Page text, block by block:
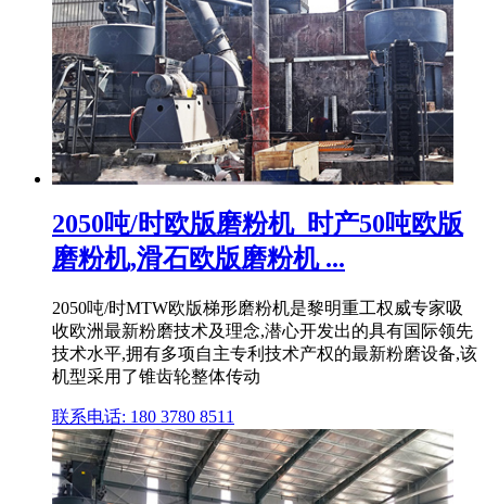
2050吨/时欧版磨粉机_时产50吨欧版
磨粉机,滑石欧版磨粉机 ...
2050吨/时MTW欧版梯形磨粉机是黎明重工权威专家吸
收欧洲最新粉磨技术及理念,潜心开发出的具有国际领先
技术水平,拥有多项自主专利技术产权的最新粉磨设备,该
机型采用了锥齿轮整体传动
联系电话: 180 3780 8511